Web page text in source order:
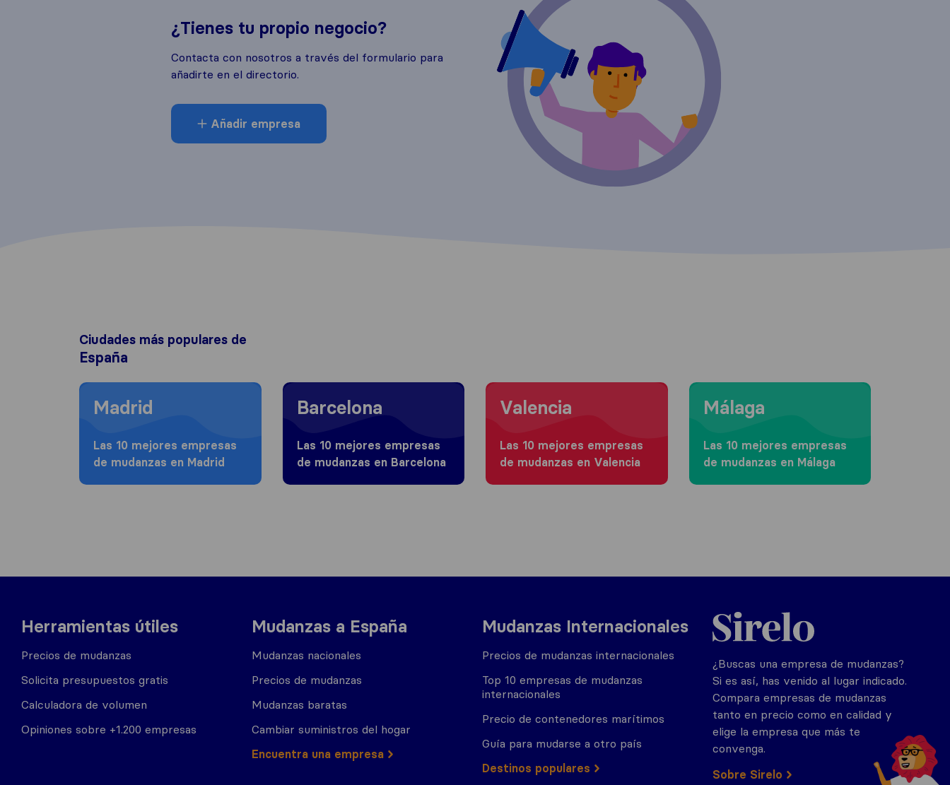
¿Tienes tu propio negocio?
Contacta con nosotros a través del formulario para
añadirte en el directorio.
Añadir empresa
Ciudades más populares de
España
Moving to Madrid
Madrid
Las 10 mejores empresas
de mudanzas en Madrid
Moving to Barcelona
Barcelona
Las 10 mejores empresas
de mudanzas en Barcelona
Moving to Valencia
Valencia
Las 10 mejores empresas
de mudanzas en Valencia
Moving to Málaga
Málaga
Las 10 mejores empresas
de mudanzas en Málaga
Herramientas útiles
Precios de mudanzas
Solicita presupuestos gratis
Calculadora de volumen
Opiniones sobre +1.200 empresas
Mudanzas a España
Mudanzas nacionales
Precios de mudanzas
Mudanzas baratas
Cambiar suministros del hogar
Encuentra una empresa
Mudanzas Internacionales
Precios de mudanzas internacionales
Top 10 empresas de mudanzas
internacionales
Precio de contenedores marítimos
Guía para mudarse a otro país
Destinos populares
Sirelo.es
¿Buscas una empresa de mudanzas?
Si es así, has venido al lugar indicado.
Compara empresas de mudanzas
tanto en precio como en calidad y
elige la empresa que más te
convenga.
Sobre Sirelo